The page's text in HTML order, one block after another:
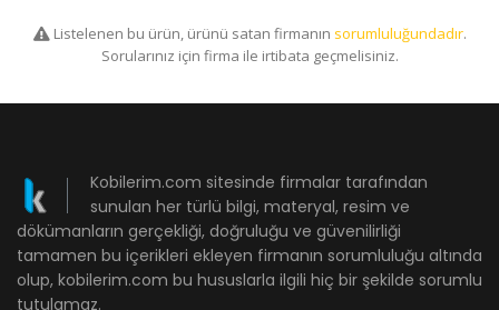
Listelenen bu ürün, ürünü satan firmanın sorumluluğundadır.
Sorularınız için firma ile irtibata geçmelisiniz.
Kobilerim.com sitesinde firmalar tarafından
sunulan her türlü bilgi, materyal, resim ve
dökümanların gerçekliği, doğruluğu ve güvenilirliği
tamamen bu içerikleri ekleyen firmanın sorumluluğu altında
olup, kobilerim.com bu hususlarla ilgili hiç bir şekilde sorumlu
tutulamaz.